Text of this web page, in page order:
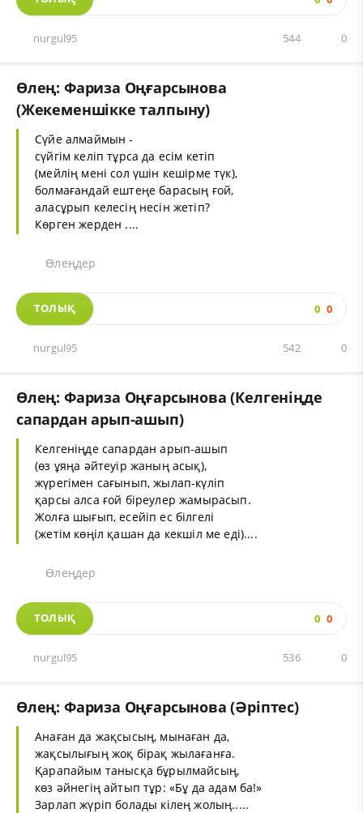
nurgul95 0
544
Өлең: Фариза Оңғарсынова
(Жекеменшікке талпыну)
Сүйе алмаймын -
сүйгім келіп тұрса да есім кетіп
(мейлің мені сол үшін кешірме түк),
болмағандай ештеңе барасың ғой,
аласұрып келесің несін жетіп?
Көрген жерден ....
Өлеңдер
ТОЛЫҚ 0 0
nurgul95 0
542
Өлең: Фариза Оңғарсынова (Келгеніңде
сапардан арып-ашып)
Келгеніңде сапардан арып-ашып
(өз ұяңа әйтеуір жаның асық),
жүрегімен сағынып, жылап-күліп
қарсы алса ғой біреулер жамырасып.
Жолға шығып, есейіп ес білгелі
(жетім көңіл қашан да кекшіл ме еді)....
Өлеңдер
ТОЛЫҚ 0 0
nurgul95 0
536
Өлең: Фариза Оңғарсынова (Әріптес)
Анаған да жақсысың, мынаған да,
жақсылығың жоқ бірақ жылағанға.
Қарапайым танысқа бұрылмайсың,
көз әйнегің айтып тұр: «Бұ да адам ба!»
Зарлап жүріп болады кілең жолың.....